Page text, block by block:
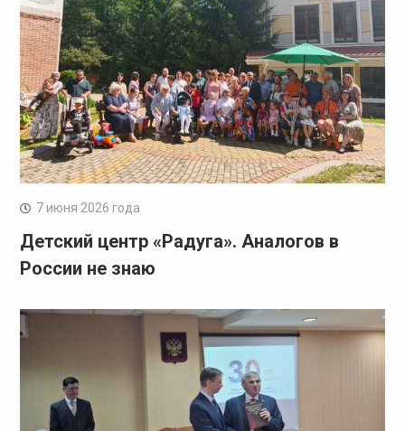
7 июня 2026 года
Детский центр «Радуга». Аналогов в
России не знаю